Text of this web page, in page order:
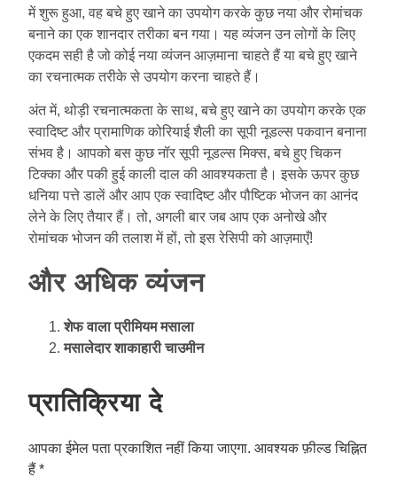
में शुरू हुआ, वह बचे हुए खाने का उपयोग करके कुछ नया और रोमांचक
बनाने का एक शानदार तरीका बन गया। यह व्यंजन उन लोगों के लिए
एकदम सही है जो कोई नया व्यंजन आज़माना चाहते हैं या बचे हुए खाने
का रचनात्मक तरीके से उपयोग करना चाहते हैं।
अंत में, थोड़ी रचनात्मकता के साथ, बचे हुए खाने का उपयोग करके एक
स्वादिष्ट और प्रामाणिक कोरियाई शैली का सूपी नूडल्स पकवान बनाना
संभव है। आपको बस कुछ नॉर सूपी नूडल्स मिक्स, बचे हुए चिकन
टिक्का और पकी हुई काली दाल की आवश्यकता है। इसके ऊपर कुछ
धनिया पत्ते डालें और आप एक स्वादिष्ट और पौष्टिक भोजन का आनंद
लेने के लिए तैयार हैं। तो, अगली बार जब आप एक अनोखे और
रोमांचक भोजन की तलाश में हों, तो इस रेसिपी को आज़माएँ!
और अधिक व्यंजन
शेफ वाला प्रीमियम मसाला
मसालेदार शाकाहारी चाउमीन
प्रातिक्रिया दे
आपका ईमेल पता प्रकाशित नहीं किया जाएगा. आवश्यक फ़ील्ड चिह्नित
हैं *